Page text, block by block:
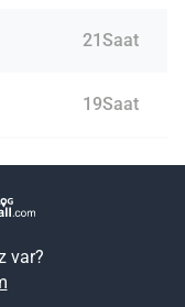
21Saat
19Saat
var?